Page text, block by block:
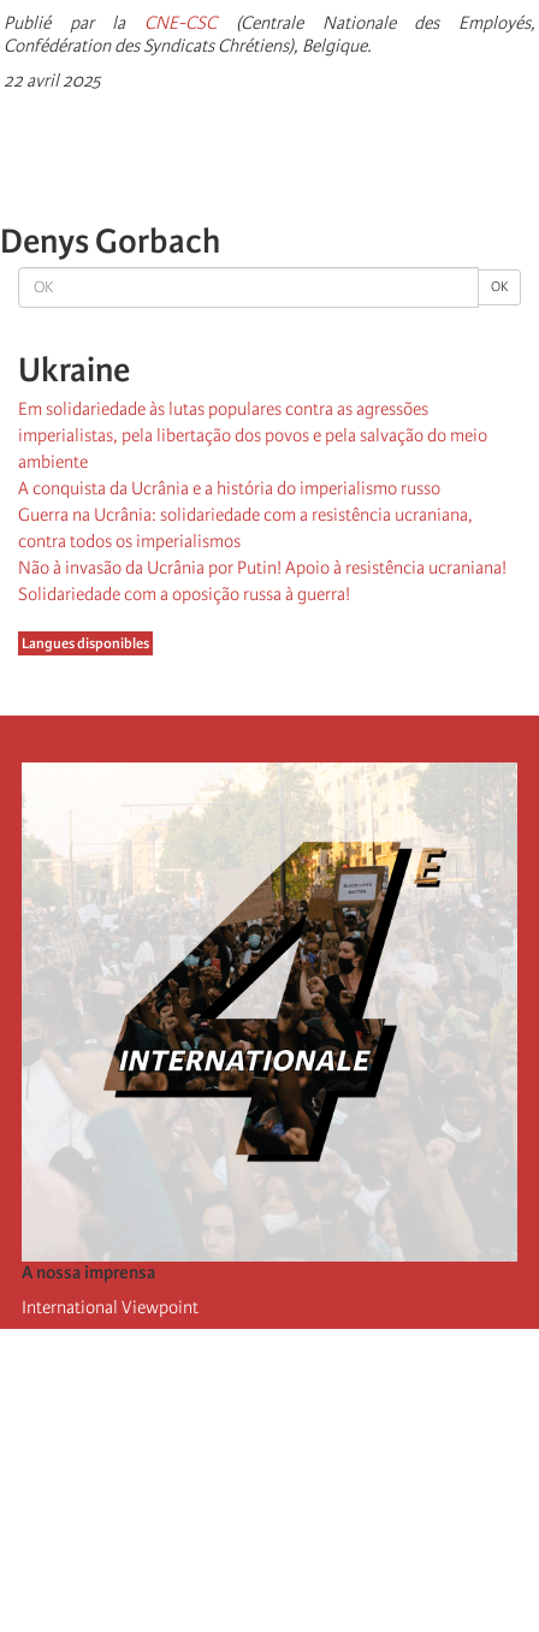
OK OK
Ukraine
Em solidariedade às lutas populares contra as agressões
imperialistas, pela libertação dos povos e pela salvação do meio
ambiente
A conquista da Ucrânia e a história do imperialismo russo
Guerra na Ucrânia: solidariedade com a resistência ucraniana,
contra todos os imperialismos
Não à invasão da Ucrânia por Putin! Apoio à resistência ucraniana!
Solidariedade com a oposição russa à guerra!
Langues disponibles
Publié par la CNE-CSC(Centrale Nationale des Employés,
Confédération des Syndicats Chrétiens), Belgique.
22 avril 2025
Denys Gorbach
A nossa imprensa
International Viewpoint